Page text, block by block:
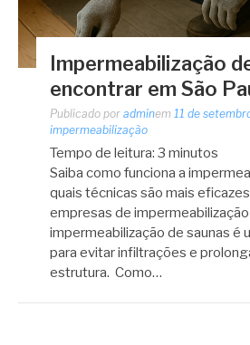
Impermeabilização
encontrar em São
Publicado por adminem 11 de
impermeabilização
Tempo de leitura: 3 minutos
Saiba como funciona a
quais técnicas são mais
empresas de
impermeabilização de saunas é
para evitar infiltrações e
estrutura. Como…